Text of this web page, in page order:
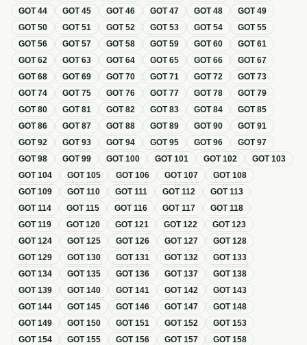
GOT44 GOT45 GOT46 GOT47 GOT48 GOT49
GOT50 GOT51 GOT52 GOT53 GOT54 GOT55
GOT56 GOT57 GOT58 GOT59 GOT60 GOT61
GOT62 GOT63 GOT64 GOT65 GOT66 GOT67
GOT68 GOT69 GOT70 GOT71 GOT72 GOT73
GOT74 GOT75 GOT76 GOT77 GOT78 GOT79
GOT80 GOT81 GOT82 GOT83 GOT84 GOT85
GOT86 GOT87 GOT88 GOT89 GOT90 GOT91
GOT92 GOT93 GOT94 GOT95 GOT96 GOT97
GOT98 GOT99 GOT100 GOT101 GOT102 GOT103
GOT104 GOT105 GOT106 GOT107 GOT108
GOT109 GOT110 GOT111 GOT112 GOT113
GOT114 GOT115 GOT116 GOT117 GOT118
GOT119 GOT120 GOT121 GOT122 GOT123
GOT124 GOT125 GOT126 GOT127 GOT128
GOT129 GOT130 GOT131 GOT132 GOT133
GOT134 GOT135 GOT136 GOT137 GOT138
GOT139 GOT140 GOT141 GOT142 GOT143
GOT144 GOT145 GOT146 GOT147 GOT148
GOT149 GOT150 GOT151 GOT152 GOT153
GOT154 GOT155 GOT156 GOT157 GOT158